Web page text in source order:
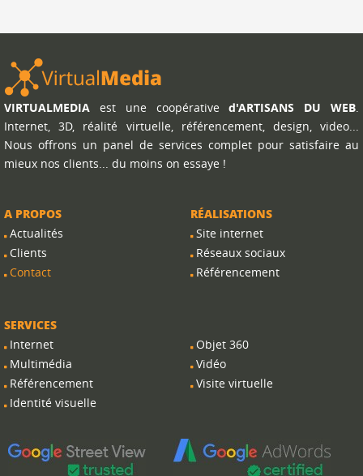
VIRTUALMEDIA est une coopératived'ARTISANS DU WEB
Internet, 3D, réalité virtuelle, référencement, design, video...
Nous offrons un panel de services complet pour satisfaire au
mieux nos clients... du moins on essaye !
A PROPOS
Actualités
Clients
Contact
SERVICES
Internet
Multimédia
Référencement
Identité visuelle
RÉALISATIONS
Site internet
Réseaux sociaux
Référencement
Objet 360
Vidéo
Visite virtuelle